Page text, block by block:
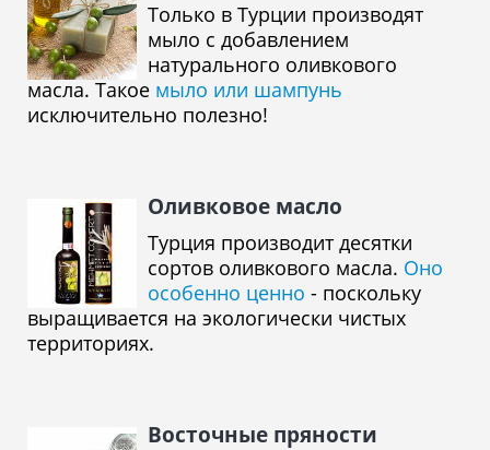
Только в Турции производят
мыло с добавлением
натурального оливкового
масла. Такое мыло или шампунь
исключительно полезно!
Оливковое масло
Турция производит десятки
сортов оливкового масла. Оно
особенно ценно - поскольку
выращивается на экологически чистых
территориях.
Восточные пряности